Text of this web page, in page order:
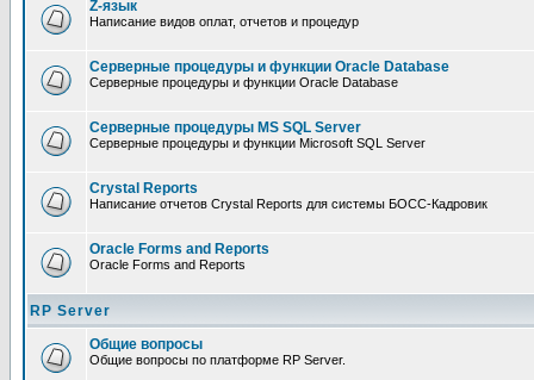
Z-язык
Написание видов оплат, отчетов и процедур
Серверные процедуры и функции Oracle Database
Серверные процедуры и функции Oracle Database
Серверные процедуры MS SQL Server
Серверные процедуры и функции Microsoft SQL Server
Crystal Reports
Написание отчетов Crystal Reports для системы БОСС-Кадровик
Oracle Forms and Reports
Oracle Forms and Reports
RP Server
Общие вопросы
Общие вопросы по платформе RP Server.